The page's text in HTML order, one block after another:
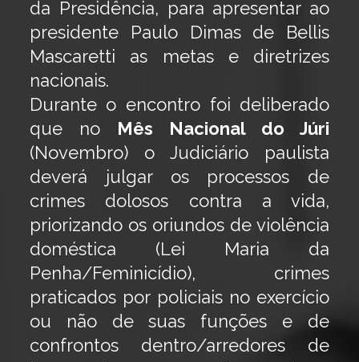
da Presidência, para apresentar ao
presidente Paulo Dimas de Bellis
Mascaretti as metas e diretrizes
nacionais.
Durante o encontro foi deliberado
que no Mês Nacional do Júri
(Novembro) o Judiciário paulista
deverá julgar os processos de
crimes dolosos contra a vida,
priorizando os oriundos de violência
doméstica (Lei Maria da
Penha/Feminicídio), crimes
praticados por policiais no exercício
ou não de suas funções e de
confrontos dentro/arredores de